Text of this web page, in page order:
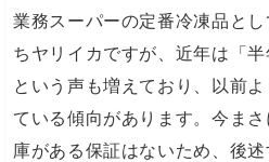
業務スーパーの定番冷凍品と
ちヤリイカですが、近年は「半
という声も増えており、以前
ている傾向があります。今ま
庫がある保証はないため、後